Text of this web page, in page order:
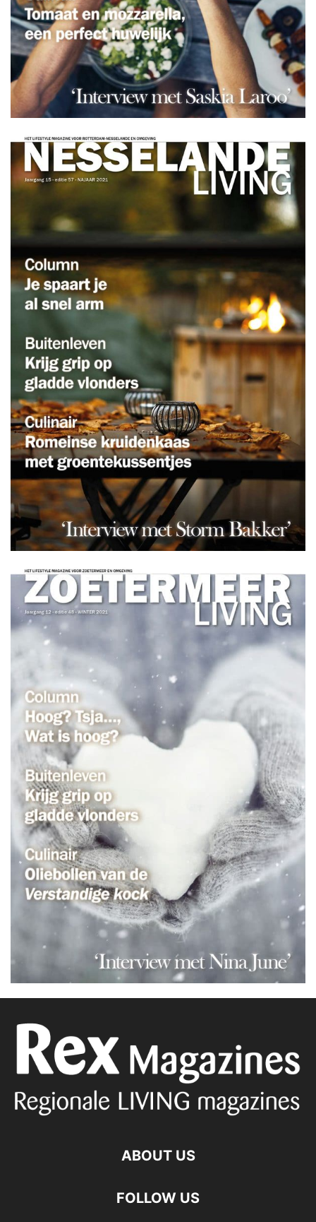
ABOUT US
FOLLOW US